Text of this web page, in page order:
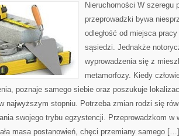
Nieruchomości W szeregu
przeprowadzki bywa
odległość od miejsca
sąsiedzi. Jednakże
wyprowadzenia się z
metamorfozy. Kiedy
poznaje samego siebie oraz poszukuje
najwyższym stopniu. Potrzeba zmian rodzi się
swojego trybu egzystencji. Przeprowadzkom w
masa postanowień, chęci przemiany samego […]